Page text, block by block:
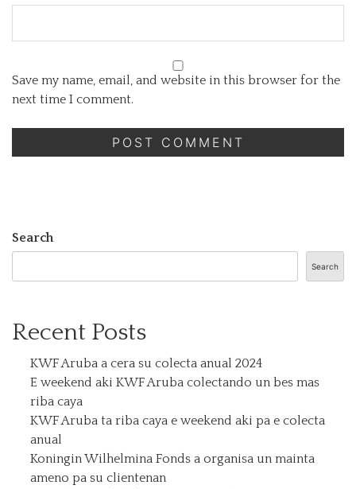
Save my name, email, and website in this browser for the
next time I comment.
Search
Search
Recent Posts
KWF Aruba a cera su colecta anual 2024
E weekend aki KWF Aruba colectando un bes mas
riba caya
KWF Aruba ta riba caya e weekend aki pa e colecta
anual
Koningin Wilhelmina Fonds a organisa un mainta
ameno pa su clientenan